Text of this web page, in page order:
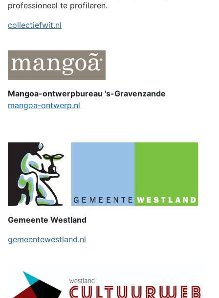
professioneel te profileren.
collectiefwit.nl
Mangoa-ontwerpbureau 's-Gravenzande
mangoa-ontwerp.nl
Gemeente Westland
gemeentewestland.nl